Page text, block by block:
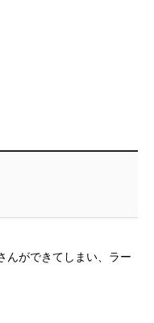
んができてしまい、ラー